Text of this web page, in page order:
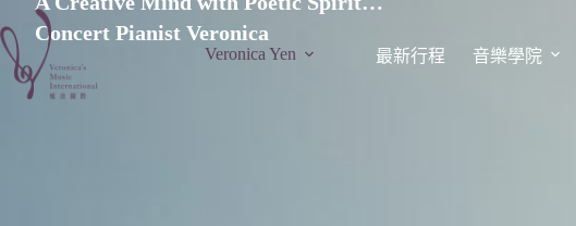
Veronica Yen 最新行程 音樂學院
Concert Pianist Veronica